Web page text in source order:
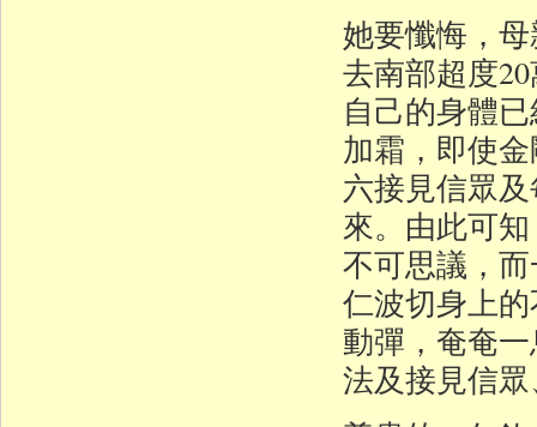
她要懺悔，
去南部超度
自己的身體
加霜，即使
六接見信眾
來。由此可
不可思議，
仁波切身上
動彈，奄奄
法及接見信